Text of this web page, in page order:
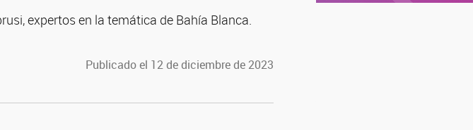
expertos en la temática de Bahía Blanca.
Publicado el 12 de diciembre de 2023